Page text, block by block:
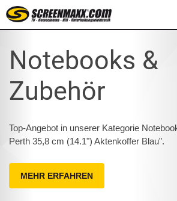
Notebooks &
Zubehör
Top-Angebot in unserer Kategorie
Perth 35,8 cm (14.1") Aktenkoffer Blau".
MEHR ERFAHREN